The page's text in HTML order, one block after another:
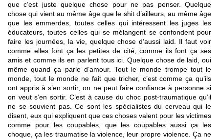
que c’est juste quelque chose pour ne pas penser. Quelque
chose qui vient au même âge que le shit d’ailleurs, au même âge
que lesemmerdes, toutes celles qui intéressent les juges les
éducateurs, toutes celles qui se mélangent se confondent pour
faire les journées, la vie, quelque chose d’aussi laid. Il faut voir
comme elles font ça les petites de cité, comme ils font ça ses
amis et comme ils en parlent tous ici. Quelque chose de laid, oui
même quand ça parle d’amour. Tout le monde trompe tout le
monde, tout le monde ne fait que tricher, c’est comme ça qu’ils
ont appris à s’en sortir, on ne peut faire confiance à personne si
on veut s’en sortir. C’est à cause du choc post-traumatique qu’il
ne se souvient pas. Ce sont les spécialistes du cerveau qui le
disent, eux qui expliquent que ces choses valent pour les victimes
comme pour les coupables, que les coupables aussi ça les
choque, ça les traumatise la violence, leur propre violence. Ça ne